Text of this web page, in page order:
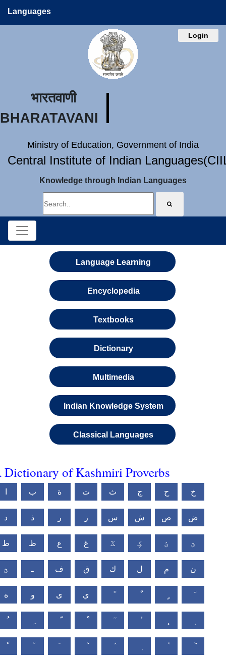
Languages
Login
भारतवाणी
BHARATAVANI
Ministry of Education, Government of India
Central Institute of Indian
Knowledge through Indian Languages
Language Learning
Encyclopedia
Textbooks
Dictionary
Multimedia
Indian Knowledge System
Classical Languages
Dictionary of Kashmiri Proverbs
ب ة ت ث ج ح خ
د ذ ر ز س ش ص ض
ط ظ ع غ ػ ؼ ؽ ؾ
ؿ ـ ف ق ك ل م ن
ه و ى ي